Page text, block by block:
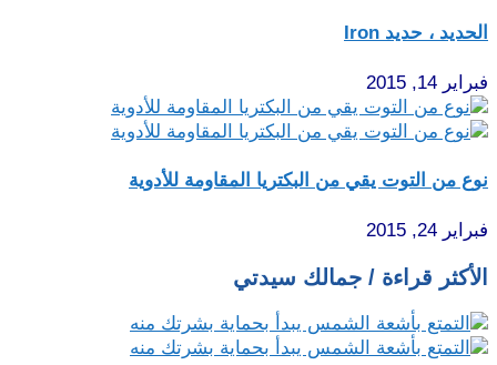
الحديد ، حديد Iron
فبراير 14, 2015
نوع من التوت يقي من البكتريا المقاومة للأدوية
فبراير 24, 2015
الأكثر قراءة / جمالك سيدتي